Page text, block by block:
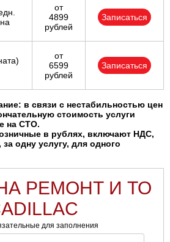
от
4899
рублей
Записаться
от
6599
рублей
Записаться
в связи с нестабильностью цен
стоимость услуги
на СТО.
в рублях, включают НДС,
одну услугу, для одного
РЕМОНТ И ТО
для заполнения